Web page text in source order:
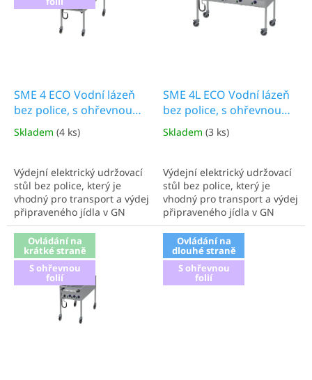
p
SME 4 ECO Vodní lázeň
bez police, s ohřevnou
folií
Skladem (4 ks)
Výdejní elektrický udržovací
stůl bez police, který je
vhodný pro transport a výdej
připraveného jídla v GN
nádobách. Ovládání na
krátké straně. Čtyři nádoby.
Varianta s ohřevnou folií.
Výdejní, elektrický, udržovací
stůl s policí, který je
SME 4L ECO Vodní lázeň
bez police, s ohřevnou
folií
Skladem (3 ks)
Výdejní elektrický udržovací
stůl bez police, který je
vhodný pro transport a výdej
připraveného jídla v GN
nádobách. Ovládání na
dlouhé straně. Čtyři nádoby.
Varianta s ohřevnou folií.
Výdejní, elektrický, udržovací
stůl s policí, který je
Ovládání na
krátké straně
S ohřevnou
folií
Ovládání na
dlouhé straně
S ohřevnou
folií